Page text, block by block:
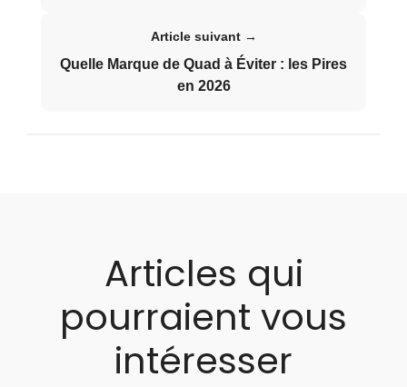
Article suivant →
Quelle Marque de Quad à Éviter : les Pires
en 2026
Articles qui
pourraient vous
intéresser